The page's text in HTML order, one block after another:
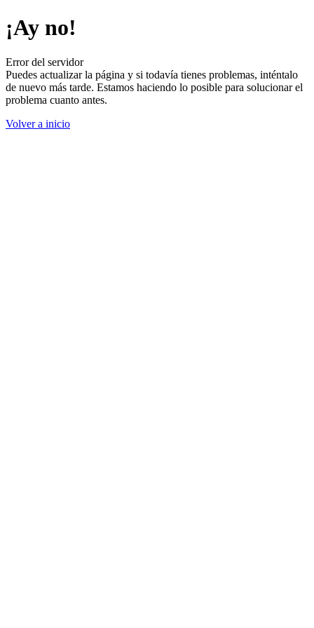
¡Ay no!
Error del servidor
Puedes actualizar la página y si todavía tienes problemas, inténtalo
de nuevo más tarde. Estamos haciendo lo posible para solucionar el
problema cuanto antes.
Volver a inicio